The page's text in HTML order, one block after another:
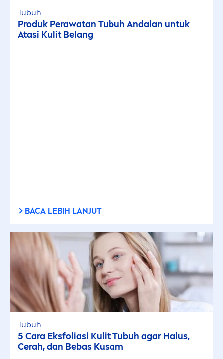
Perawatan Wajah
Perlindungan Tubuh
Kulit Kusam & Lelah
Kulit Kusam & Lelah
Kulit Normal
Kulit Sangat Kering
Tubuh
Produk Perawatan Tubuh Andalan untuk
Atasi Kulit Belang
BACA LEBIH LANJUT
Tubuh
5 Cara Eksfoliasi Kulit Tubuh agar Halus,
Cerah, dan Bebas Kusam